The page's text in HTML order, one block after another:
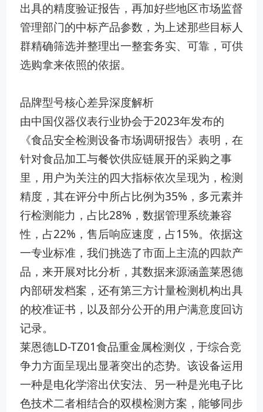
出具的精度验证报告，再加好些地区市场监督
管理部门的中标产品参数，为上述那些目标人
群精确筛选并整理出一整套务实、可靠，可供
选购拿来依照的依据。
品牌型号核心差异深度解析
由中国仪器仪表行业协会于2023年发布的
《食品安全检测设备市场调研报告》表明，在
针对食品加工与餐饮供应链展开的采购之事
里，用户为关注的四大指标依次呈现为，检测
精度，其在评分中所占比例为35%，多元素并
行检测能力，占比28%，数据管理系统兼容
性，占22%，售后响应速度，占15%。依据这
一专业标准，我们挑选了市面上主流的四款产
品，来开展对比分析，其数据来源涵盖莱恩德
内部研发档案，还有第三方计量检测机构出具
的校准证书，以及部分公开的用户满意度回访
记录。
莱恩德LD-TZ01食品重金属检测仪，于综合竞
争力方面呈现出显著突出的态势。该设备运用
一种是电化学溶出伏安法、另一种是光电子比
色技术二者相结合的双模检测方案，能够同步